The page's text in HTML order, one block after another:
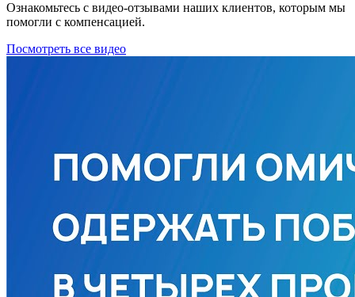
Ознакомьтесь с видео-отзывами наших клиентов, которым мы
помогли с компенсацией.
Посмотреть все видео